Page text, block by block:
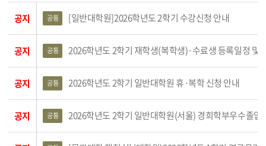
목록
공지 공통 [일반대학원]2026학년도 2학기 수강신청 안내
공지 공통 2026학년도 2학기 재학생(복학생)·수료생 등록일정 및
공지 공통 2026학년도 2학기 일반대학원 휴·복학 신청 안내
공지 공통 2026학년도 2학기 일반대학원(서울) 경희학부우수졸업